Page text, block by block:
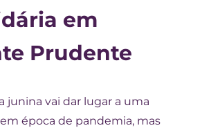
em
Prudente
junina vai dar lugar a uma
época de pandemia, mas